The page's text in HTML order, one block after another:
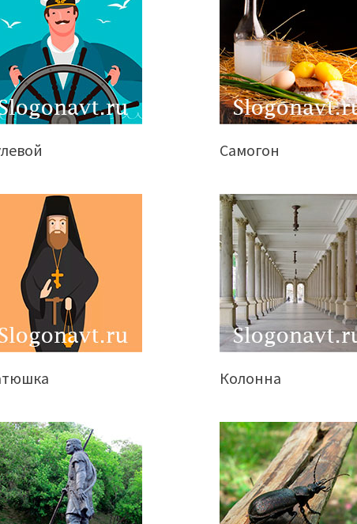
Самогон
Колонна